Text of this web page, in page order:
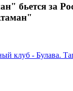
бьется за
клуб - Булава.